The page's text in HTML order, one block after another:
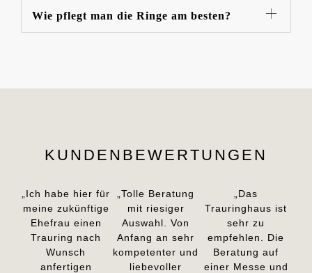
Wie pflegt man die Ringe am besten?
KUNDENBEWERTUNGEN
„Ich habe hier für
meine zukünftige
Ehefrau einen
Trauring nach
Wunsch
anfertigen
„Tolle Beratung
mit riesiger
Auswahl. Von
Anfang an sehr
kompetenter und
liebevoller
„Das
Trauringhaus ist
sehr zu
empfehlen. Die
Beratung auf
einer Messe und